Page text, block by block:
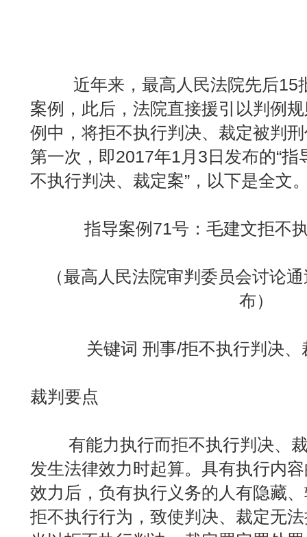
近年来，最高人民法院先后15
案例，此后，法院直接援引以判例
例中，将拒不执行判决、裁定被判
第一次，即2017年1月3日发布的“
不执行判决、裁定案”，以下是全文
指导案例71号：毛建文拒不
（最高人民法院审判委员会讨论
布）
关键词 刑事/拒不执行判决
裁判要点
有能力执行而拒不执行判决、裁
发生法律效力时起算。具有执行内
效力后，负有执行义务的人有隐藏
拒不执行行为，致使判决、裁定无